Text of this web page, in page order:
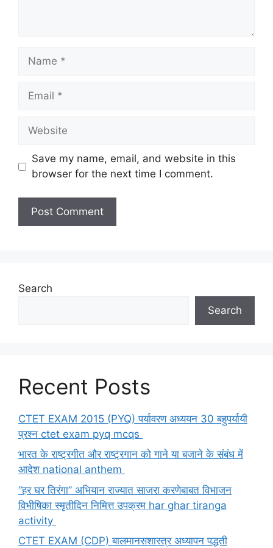
Name
Email
Website
Save my name, email, and website in this
browser for the next time I comment.
Search
Search
Recent Posts
CTET EXAM 2015 (PYQ) पर्यावरण अध्ययन 30 बहुपर्यायी
प्रश्न ctet exam pyq mcqs
भारत के राष्ट्रगीत और राष्ट्रगान को गाने या बजाने के संबंध में
आदेश national anthem
“हर घर तिरंगा” अभियान राज्यात साजरा करणेबाबत विभाजन
विभीषिका स्मृतीदिन निमित्त उपक्रम har ghar tiranga
activity
CTET EXAM (CDP) बालमानसशास्त्र अध्यापन पद्धती